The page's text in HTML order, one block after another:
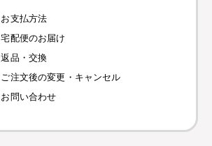
お支払方法
宅配便のお届け
返品・交換
ご注文後の変更・キャンセル
お問い合わせ